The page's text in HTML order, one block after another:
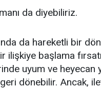
da diyebiliriz.
da hareketli bir
ilişkiye başlama
uyum ve heyecan
dönebilir. Ancak,